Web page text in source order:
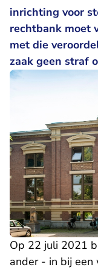
inrichting voor
rechtbank moet
met die
zaak geen straf
Op 22 juli 2021
ander - in bij een